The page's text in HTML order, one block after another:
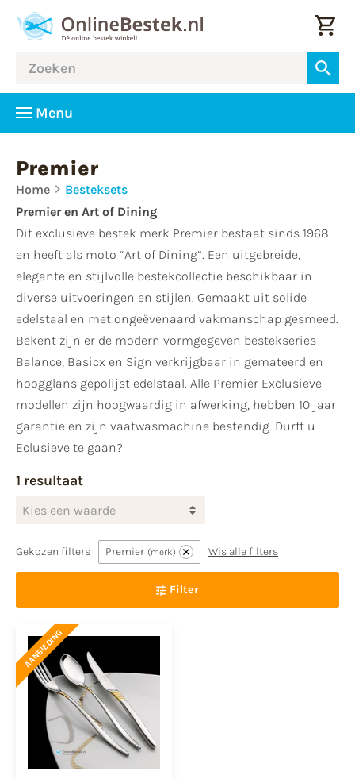
Menu
Premier
Home
Besteksets
Premier en Art of Dining
Dit exclusieve bestek merk Premier bestaat sinds 1968
en heeft als moto “Art of Dining”. Een uitgebreide,
elegante en stijlvolle bestekcollectie beschikbaar in
diverse uitvoeringen en stijlen. Gemaakt uit solide
edelstaal en met ongeëvenaard vakmanschap gesmeed.
Bekent zijn er de modern vormgegeven bestekseries
Balance, Basicx en Sign verkrijgbaar in gemateerd en
hoogglans gepolijst edelstaal. Alle Premier Exclusieve
modellen zijn hoogwaardig in afwerking, hebben 10 jaar
garantie en zijn vaatwasmachine bestendig. Durft u
Eclusieve te gaan?
1 resultaat
Kies een waarde
Gekozen filters Premier merk Wis alle filters
Filter
AANBIEDING